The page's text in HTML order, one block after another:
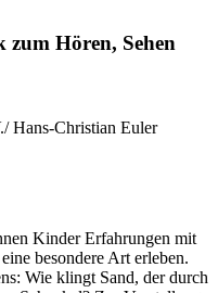
Hören, Sehen
Hans-Christian Euler
Kinder Erfahrungen mit
besondere Art erleben.
Wie klingt Sand, der durch